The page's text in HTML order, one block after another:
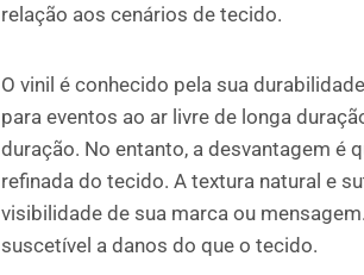
relação aos cenários de tecido.
O vinil é conhecido pela sua
para eventos ao ar livre de longa
duração. No entanto, a desvantagem é
refinada do tecido. A textura natural e
visibilidade de sua marca ou
suscetível a danos do que o tecido.